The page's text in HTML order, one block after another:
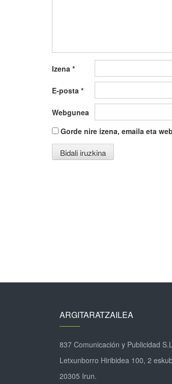
Izena *
E-posta *
Webgunea
Gorde nire izena, emaila eta
ARGITARATZAILEA
837 Comunicación y Publicidad
Letxunborro Hiribidea 100, 2
20305 Irun.